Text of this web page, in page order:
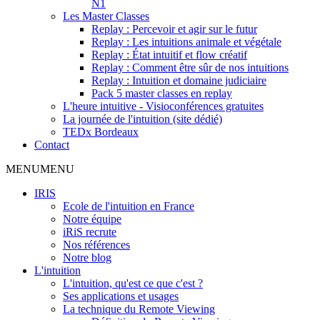
N1
Les Master Classes
Replay : Percevoir et agir sur le futur
Replay : Les intuitions animale et végétale
Replay : État intuitif et flow créatif
Replay : Comment être sûr de nos intuitions
Replay : Intuition et domaine judiciaire
Pack 5 master classes en replay
L'heure intuitive - Visioconférences gratuites
La journée de l'intuition (site dédié)
TEDx Bordeaux
Contact
MENUMENU
IRIS
Ecole de l'intuition en France
Notre équipe
iRiS recrute
Nos références
Notre blog
L'intuition
L'intuition, qu'est ce que c'est ?
Ses applications et usages
La technique du Remote Viewing